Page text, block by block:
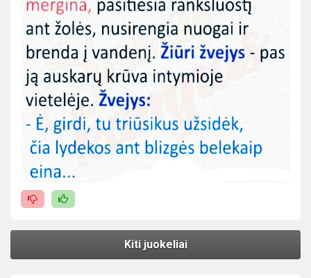
Kiti juokeliai